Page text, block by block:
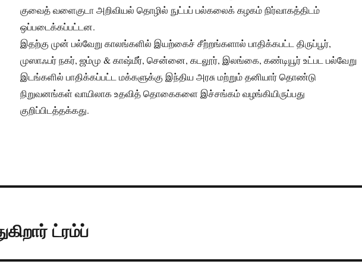
குவைத் வளைகுடா அறிவியல் தொழில் நுட்பப் பல்கலைக் கழகம் நிர்வாகத்திடம்
ஒப்படைக்கப்பட்டன.
இதற்கு முன் பல்வேறு காலங்களில் இயற்கைச் சீற்றங்களால் பாதிக்கபட்ட திருப்பூர்,
முஸாஃபர் நகர், ஜம்மு & காஷ்மீர், சென்னை, கடலூர், இலங்கை, கண்டியூர் உட்பட பல்வேறு
இடங்களில் பாதிக்கப்பட்ட மக்களுக்கு இந்திய அரசு மற்றும் தனியார் தொண்டு
நிறுவனங்கள் வாயிலாக உதவித் தொகைகளை இச்சங்கம் வழங்கியிருப்பது
குறிப்பிடத்தக்கது.
ட்ரம்ப்